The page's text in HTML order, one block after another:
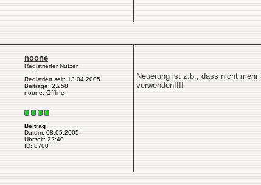
noone
Registrierter Nutzer
Registriert seit: 13.04.2005
Beiträge: 2.258
noone: Offline
Beitrag
Datum: 08.05.2005
Uhrzeit: 22:40
ID: 8700
Neuerung ist z.b., dass nicht
verwenden!!!!